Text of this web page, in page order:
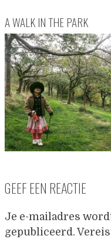
A WALK IN THE PARK
GEEF EEN REACTIE
Je e-mailadres
gepubliceerd.